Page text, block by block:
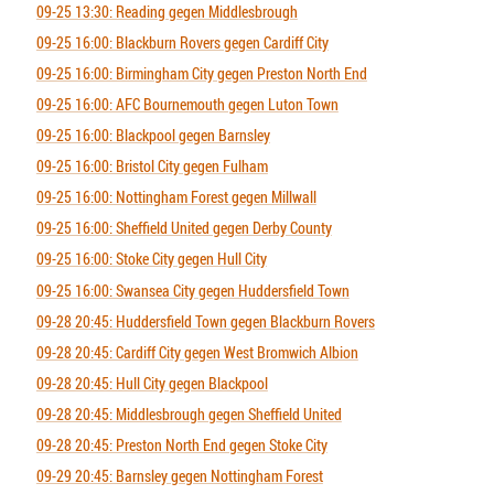
09-25 13:30: Reading gegen Middlesbrough
09-25 16:00: Blackburn Rovers gegen Cardiff City
09-25 16:00: Birmingham City gegen Preston North End
09-25 16:00: AFC Bournemouth gegen Luton Town
09-25 16:00: Blackpool gegen Barnsley
09-25 16:00: Bristol City gegen Fulham
09-25 16:00: Nottingham Forest gegen Millwall
09-25 16:00: Sheffield United gegen Derby County
09-25 16:00: Stoke City gegen Hull City
09-25 16:00: Swansea City gegen Huddersfield Town
09-28 20:45: Huddersfield Town gegen Blackburn Rovers
09-28 20:45: Cardiff City gegen West Bromwich Albion
09-28 20:45: Hull City gegen Blackpool
09-28 20:45: Middlesbrough gegen Sheffield United
09-28 20:45: Preston North End gegen Stoke City
09-29 20:45: Barnsley gegen Nottingham Forest